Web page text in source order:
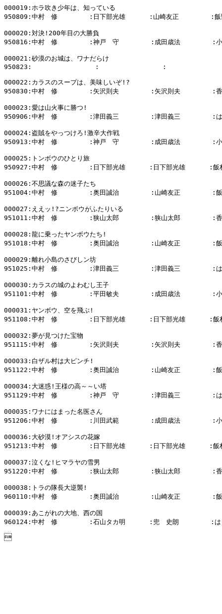
000019:ホラ吹き少年は、知っている
950809:中村　修        :日下部光雄      :山崎友正        :飯
000020:対決!200年目の大勝負
950816:中村　修        :神戸　守        :成田歳法        :小
000021:砂漠のお城は、ワナだらけ
950823:                :                :
000022:カラスのスープは、美味しいぞ!?
950830:中村　修        :矢沢則夫        :矢沢則夫        :香
000023:愛は山火事に勝つ!
950906:中村　修        :津田義三        :津田義三        :はし
000024:盗賊をやっつけろ!激辛大作戦
950913:中村　修        :神戸　守        :成田歳法        :小
000025:トンボウのひとり旅
950927:中村　修        :日下部光雄      :日下部光雄      :飯
000026:不思議な森の迷子たち
951004:中村　修        :奥田誠治        :山崎友正        :飯
000027:ええッ!?ニンボウがふたりいる
951011:中村　修        :狭山太郎        :狭山太郎        :香
000028:龍に乗ったヤンボウたち!
951018:中村　修        :奥田誠治        :山崎友正        :飯
000029:離れ小島のさびしン坊
951025:中村　修        :津田義三        :津田義三        :はし
000030:カラスの城のよわむし王子
951101:中村　修        :平田敏夫        :成田歳法        :小
000031:ヤンボウ、空を飛ぶ!
951108:中村　修        :日下部光雄      :日下部光雄      :飯
000032:夢が見つけた宝物
951115:中村　修        :矢沢則夫        :矢沢則夫        :香
000033:白ザル村は大ピンチ!
951122:中村　修        :奥田誠治        :山崎友正        :飯
000034:大迷惑!王様の高～～い塔
951129:中村　修        :神戸　守        :津田義三        :はし
000035:ワナにはまった名医さん
951206:中村　修        :川田武範        :成田歳法        :小
000036:大砂漠!オアシスの花嫁
951213:中村　修        :日下部光雄      :日下部光雄      :飯
000037:泣くな!ヒマラヤの雪男
951220:中村　修        :狭山太郎        :狭山太郎        :香
000038:トラの隊長大逆襲!
960110:中村　修        :奥田誠治        :山崎友正        :飯
000039:あこがれの大地、西の国
